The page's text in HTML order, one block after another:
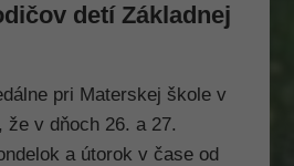
detí Základnej
pri Materskej škole v
že v dňoch 26. a 27.
a útorok v čase od